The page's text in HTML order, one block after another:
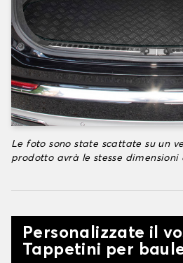
Le foto sono state scattate su un
prodotto avrà le stesse dimensioni
Personalizzate il
Tappetini per